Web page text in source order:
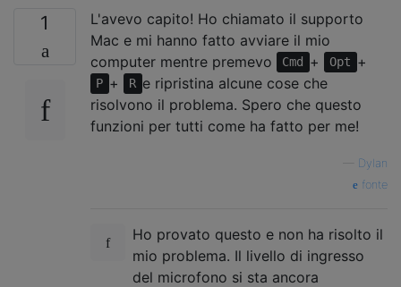
1
L'avevo capito! Ho chiamato il supporto
Mac e mi hanno fatto avviare il mio
computer mentre premevo
Cmd + Opt +
P + R e ripristina alcune cose che
risolvono il problema. Spero che questo
funzioni per tutti come ha fatto per me!
Dylan
fonte
Ho provato questo e non ha risolto il
mio problema. Il livello di ingresso
del microfono si sta ancora